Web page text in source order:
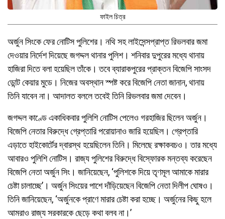
ফাইল চিত্র
অর্জুন সিংকে ফের নোটিস পুলিশের। নথি সহ লাইসেন্সপ্রাপ্ত রিভলবার জমা
দেওয়ার নির্দেশ দিয়েছে জগদ্দল থানার পুলিশ। শনিবার দুপুরের মধ্যে থানায়
হাজিরা দিতে বলা হয়েছিল তাঁকে। তবে ব্যারাকপুরের প্রাক্তন বিজেপি সাংসদ
ডোন্ট কেয়ার মুডে। নিজের অবস্থান স্পষ্ট করে বিজেপি নেতা জানান, থানায়
তিনি যাবেন না। আদালত বললে তবেই তিনি রিভলবার জমা দেবেন।
জগদ্দল কাণ্ডে একাধিকবার পুলিশি নোটিস পেলেও গরহাজির ছিলেন অর্জুন।
বিজেপি নেতার বিরুদ্ধে গ্রেপ্তারি পরোয়ানাও জারি হয়েছিল। গ্রেপ্তারি
এড়াতে হাইকোর্টের দ্বারস্থ হয়েছিলেন তিনি। মিলেছে রক্ষাকবচও। তার মধ্যে
আবারও পুলিশি নোটিস। রাজ্য পুলিশের বিরুদ্ধে বিস্ফোরক মন্তব্য করেছেন
বিজেপি নেতা অর্জুন সিং। জানিয়েছেন, ‘পুলিশকে দিয়ে তৃণমূল আমাকে মারার
চেষ্টা চালাচ্ছে’। অৰ্জুন সিংয়ের পাশে দাঁড়িয়েছেন বিজেপি নেতা দিলীপ ঘোষও।
তিনি জানিয়েছেন, ‘অৰ্জুনকে প্রাণে মারার চেষ্টা করা হচ্ছে। অৰ্জুনের কিছু হলে
আমরাও রাজ্য সরকারকে ছেড়ে কথা বলব না।’